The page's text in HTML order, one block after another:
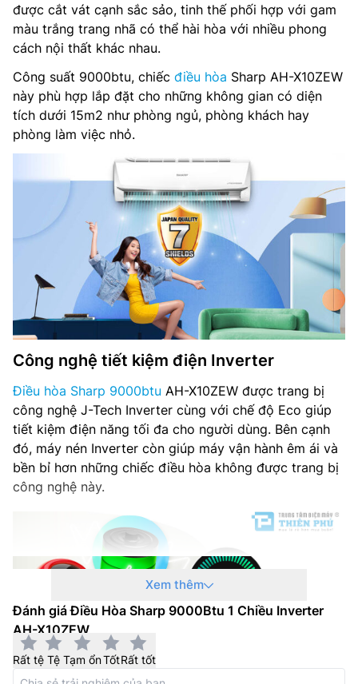
Kích thước dàn lạnh: 848 × 294 × 204 mm
Trọng lượng dàn lạnh: 7 kg
Kích thước dàn nóng: 598 X 495 X 265 mm
Trọng lượng dàn nóng: 17 kg
Kích thước đường ống (lỏng/gas): 6/10 mm
Nơi sản xuất: Thái Lan
Hãng sản xuất: Sharp
Model năm: 2023
được cắt vát cạnh sắc sảo, tinh thế phối hợp với gam
màu trắng trang nhã có thể hài hòa với nhiều phong
cách nội thất khác nhau.
Công suất 9000btu, chiếc điều hòa Sharp AH-X10ZEW
này phù hợp lắp đặt cho những không gian có diện
tích dưới 15m2 như phòng ngủ, phòng khách hay
phòng làm việc nhỏ.
Công nghệ tiết kiệm điện Inverter
Điều hòa Sharp 9000btu AH-X10ZEW được trang bị
công nghệ J-Tech Inverter cùng với chế độ Eco giúp
tiết kiệm điện năng tối đa cho người dùng. Bên cạnh
đó, máy nén Inverter còn giúp máy vận hành êm ái và
bền bỉ hơn những chiếc điều hòa không được trang bị
công nghệ này.
Xem thêm
Đánh giá Điều Hòa Sharp 9000Btu 1 Chiều Inverter
AH-X10ZEW
Rất tệ Tệ Tạm ổnTốtRất tốt